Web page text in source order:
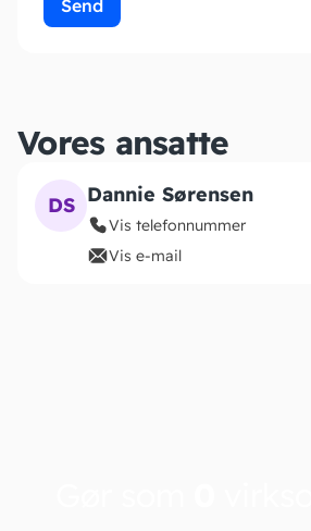
Vores ansatte
DS Dannie Sørensen
Vis telefonnummer
Vis e-mail